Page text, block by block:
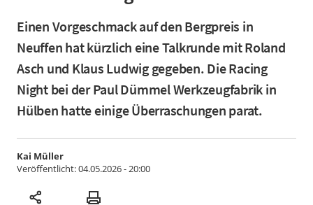
Einen Vorgeschmack auf den Bergpreis in
Neuffen hat kürzlich eine Talkrunde mit Roland
Asch und Klaus Ludwig gegeben. Die Racing
Night bei der Paul Dümmel Werkzeugfabrik in
Hülben hatte einige Überraschungen parat.
Kai Müller
Veröffentlicht:04.05.2026 - 20:00